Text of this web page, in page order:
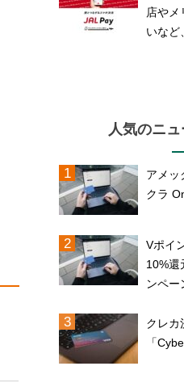
店やメ
いなど
人気のニュ
アメッ
クラ
Vポイ
10%還
ンペー
クレカ
「